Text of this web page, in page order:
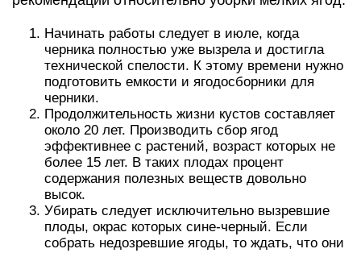
Начинать работы следует в июле, когда
черника полностью уже вызрела и достигла
технической спелости. К этому времени нужно
подготовить емкости и ягодосборники для
черники.
Продолжительность жизни кустов составляет
около 20 лет. Производить сбор ягод
эффективнее с растений, возраст которых не
более 15 лет. В таких плодах процент
содержания полезных веществ довольно
высок.
Убирать следует исключительно вызревшие
плоды, окрас которых сине-черный. Если
собрать недозревшие ягоды, то ждать, что они